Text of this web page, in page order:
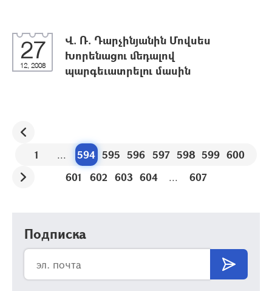
27
12, 2008
Վ. Ռ. Դարչինյանին Մովսես
Խորենացու մեդալով
պարգեւատրելու մասին
1 ... 594 595 596 597 598 599 600
601
602 603 604 ... 607
Подписка